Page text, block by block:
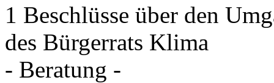
1 Beschlüsse über den
des Bürgerrats Klima
- Beratung -